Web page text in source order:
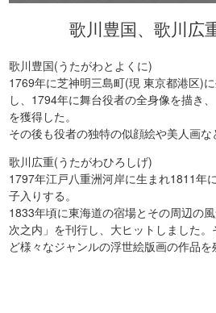
歌川豊国、歌川広
歌川豊国(うたがわとよくに)
1769年に芝神明三島町(現 東京都港区)
し、1794年に舞台役者の全身像を描き
を獲得した。
その後も役者の独特の似顔絵や美人画な
歌川広重(うたがわひろしげ)
1797年江戸八重洲河岸に生まれ1811年
子入りする。
1833年頃に東海道の宿場とその周辺の
次之内」を刊行し、大ヒットしました
ど様々なジャンルの浮世絵版画の作品を